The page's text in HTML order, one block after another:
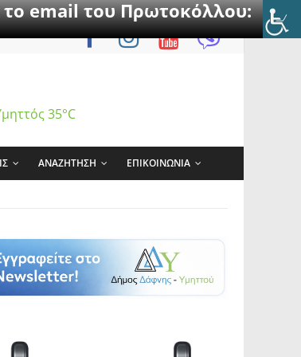
το email του Πρωτοκόλλου:
35°C
ΑΝΑΖΗΤΗΣΗ ΕΠΙΚΟΙΝΩΝΙΑ